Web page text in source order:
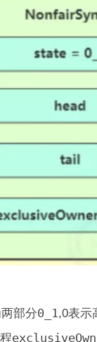
部分0_1 ,0表示